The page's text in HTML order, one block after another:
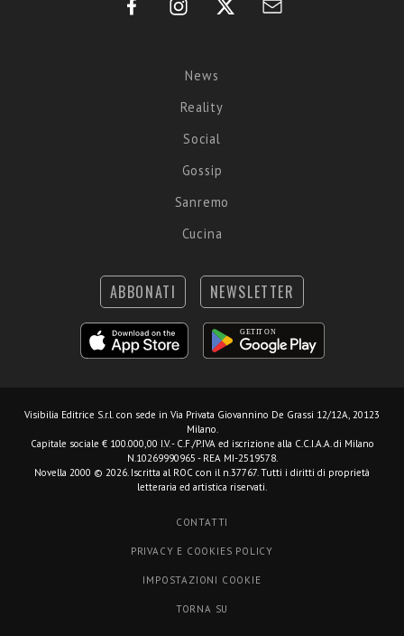
News
Reality
Social
Gossip
Sanremo
Cucina
ABBONATI NEWSLETTER
Visibilia Editrice S.r.l. con sede in Via Privata Giovannino De Grassi 12/12A, 20123
Milano.
Capitale sociale € 100.000,00 I.V. - C.F./P.IVA ed iscrizione alla C.C.I.A.A. di Milano
N.10269990965 - REA MI-2519578.
Novella 2000 © 2026. Iscritta al ROC con il n.37767. Tutti i diritti di proprietà
letteraria ed artistica riservati.
CONTATTI
PRIVACY E COOKIES POLICY
IMPOSTAZIONI COOKIE
TORNA SU